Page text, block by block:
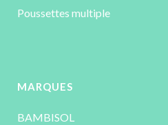
Poussettes multiple
MARQUES
BAMBISOL